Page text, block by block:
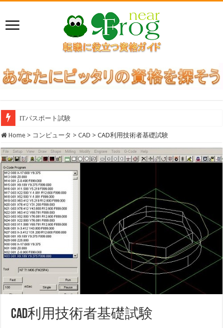
ITパスポート試験
Home > コンピュータ > CAD > CAD利用技術者基礎試験
CAD利用技術者基礎試験